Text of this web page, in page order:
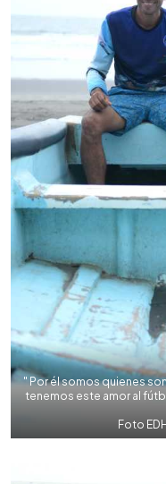
" Por él somos quienes
tenemos este amor al
Foto